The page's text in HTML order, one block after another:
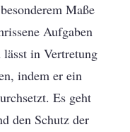
Maße
Aufgaben
lässt in Vertretung
indem er ein
Es geht
den Schutz der